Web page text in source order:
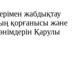
жабдықтау
қорғанысы және
Қарулы